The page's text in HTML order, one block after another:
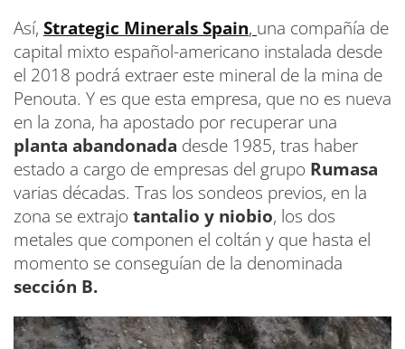
Así, Strategic Minerals Spain, una compañía de
capital mixto español-americano instalada desde
el 2018 podrá extraer este mineral de la mina de
Penouta. Y es que esta empresa, que no es nueva
en la zona, ha apostado por recuperar una
planta abandonada desde 1985, tras haber
estado a cargo de empresas del grupo Rumasa
varias décadas. Tras los sondeos previos, en la
zona se extrajo tantalio y niobio, los dos
metales que componen el coltán y que hasta el
momento se conseguían de la denominada
sección B.